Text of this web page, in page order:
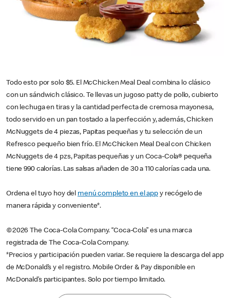
Todo esto por solo $5. El McChicken Meal Deal combina lo clásico
con un sándwich clásico. Te llevas un jugoso patty de pollo, cubierto
con lechuga en tiras y la cantidad perfecta de cremosa mayonesa,
todo servido en un pan tostado a la perfección y, además, Chicken
McNuggets de 4 piezas, Papitas pequeñas y tu selección de un
Refresco pequeño bien frío. El McChicken Meal Deal con Chicken
McNuggets de 4 pzs, Papitas pequeñas y un Coca-Cola® pequeña
tiene 990 calorías. Las salsas añaden de 30 a 110 calorías cada una.
Ordena el tuyo hoy del menú completo en el app y recógelo de
manera rápida y conveniente*.
©2026 The Coca-Cola Company. “Coca-Cola” es una marca
registrada de The Coca-Cola Company.
*Precios y participación pueden variar. Se requiere la descarga del app
de McDonald’s y el registro. Mobile Order & Pay disponible en
McDonald’s participantes. Solo por tiempo limitado.